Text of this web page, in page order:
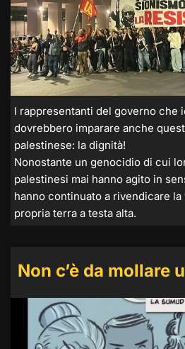
I rappresentanti del governo che
dovrebbero imparare anche
palestinese: la dignità!
Nonostante un genocidio di cui
palestinesi mai hanno agito in
hanno continuato a rivendicare
propria terra a testa alta.
Non c’è da mollare